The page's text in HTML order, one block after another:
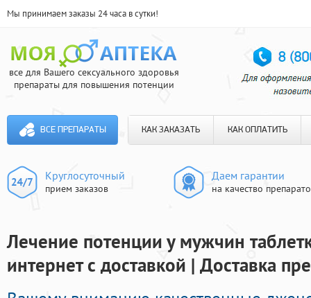
Мы принимаем заказы 24 часа в сутки!
все для Вашего сексуального здоровья
препараты для повышения потенции
ВСЕ ПРЕПАРАТЫ КАК ЗАКАЗАТЬ КАК ОПЛАТИТЬ
Круглосуточный
прием заказов
Даем гарантии
на качество
Лечение потенции у мужчин
интернет с доставкой | Доставка